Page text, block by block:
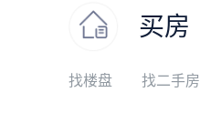
买房
找楼盘 找二手房